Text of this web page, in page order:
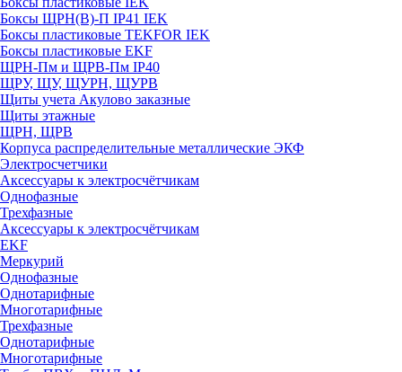
Боксы ЩРН(В)-П IP41 IEK
Боксы пластиковые TEKFOR IEK
Боксы пластиковые EKF
ЩРН-Пм и ЩРВ-Пм IP40
ЩРУ, ЩУ, ЩУРН, ЩУРВ
Щиты учета Акулово заказные
Щиты этажные
ЩРН, ЩРВ
Корпуса распределительные металлические ЭКФ
Электросчетчики
Аксессуары к электросчётчикам
Однофазные
Трехфазные
Аксессуары к электросчётчикам
EKF
Меркурий
Однофазные
Однотарифные
Многотарифные
Трехфазные
Однотарифные
Многотарифные